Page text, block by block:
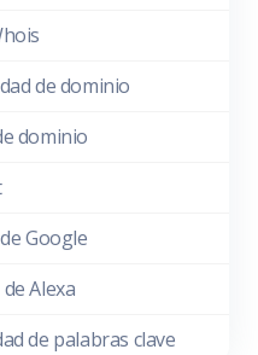
de dominio
dominio
Google
Alexa
de palabras clave